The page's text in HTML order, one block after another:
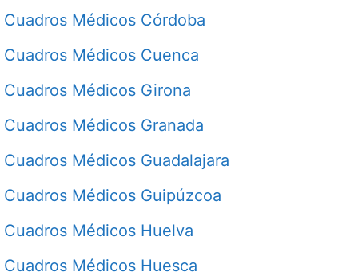
Cuadros Médicos Córdoba
Cuadros Médicos Cuenca
Cuadros Médicos Girona
Cuadros Médicos Granada
Cuadros Médicos Guadalajara
Cuadros Médicos Guipúzcoa
Cuadros Médicos Huelva
Cuadros Médicos Huesca